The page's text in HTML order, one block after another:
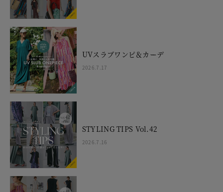
UVスラブワンピ＆カーデ
2026.7.17
STYLING TIPS Vol.42
2026.7.16